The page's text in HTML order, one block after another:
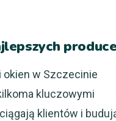
w Szczecinie
kluczowymi
klientów i